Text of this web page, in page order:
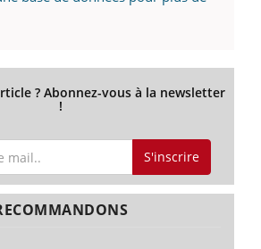
? Abonnez-vous à la newsletter
!
S'inscrire